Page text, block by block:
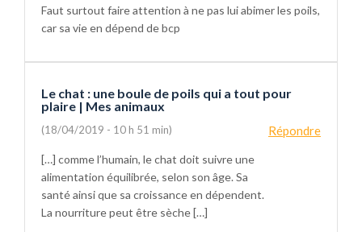
Faut surtout faire attention à ne pas lui abimer les poils,
car sa vie en dépend de bcp
Le chat : une boule de poils qui a tout pour
plaire | Mes animaux
Répondre
(18/04/2019 - 10 h 51 min)
[…] comme l’humain, le chat doit suivre une
alimentation équilibrée, selon son âge. Sa
santé ainsi que sa croissance en dépendent.
La nourriture peut être sèche […]